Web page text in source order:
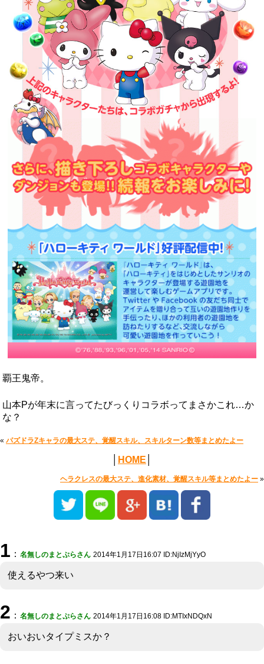
覇王鬼帝。
山本Pが年末に言ってたびっくりコラボってまさかこれ…か
な？
« パズドラZキャラの最大ステ、覚醒スキル、スキルターン数等まとめたよー
HOME
ヘラクレスの最大ステ、進化素材、覚醒スキル等まとめたよー »
1 ： 名無しのまとぷらさん 2014年1月17日16:07 ID:NjIzMjYyO
使えるやつ来い
2 ： 名無しのまとぷらさん 2014年1月17日16:08 ID:MTIxNDQxN
おいおいタイプミスか？